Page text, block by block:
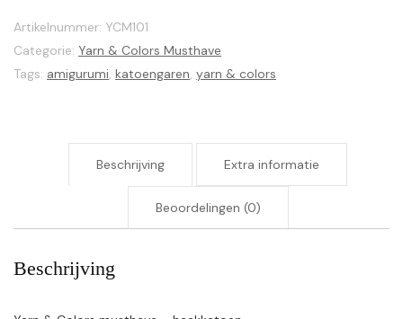
Artikelnummer: YCM101
Categorie: Yarn & Colors Musthave
Tags: amigurumi, katoengaren, yarn & colors
Beschrijving Extra informatie
Beoordelingen (0)
Beschrijving